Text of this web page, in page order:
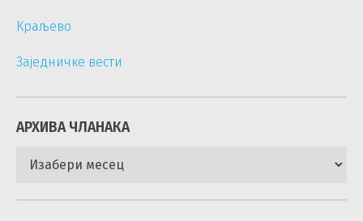
Краљево
Заједничке вести
АРХИВА ЧЛАНАКА